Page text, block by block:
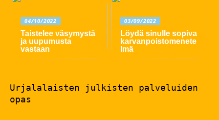
04/10/2022
Taistelee väsymystä
ja uupumusta
vastaan
03/09/2022
Löydä sinulle sopiva
karvanpoistomenete
lmä
Urjalalaisten julkisten palveluiden
opas